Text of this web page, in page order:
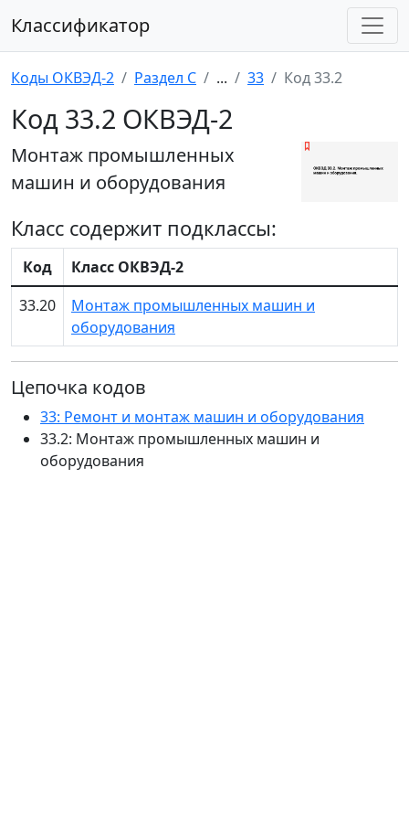
Классификатор
Коды ОКВЭД-2 Раздел C ... 33 Код 33.2
Код 33.2 ОКВЭД-2
Монтаж промышленных
машин и оборудования
Класс содержит подклассы:
Код
Класс ОКВЭД-2
33.20
Монтаж промышленных машин и
оборудования
Цепочка кодов
33: Ремонт и монтаж машин и оборудования
33.2: Монтаж промышленных машин и
оборудования